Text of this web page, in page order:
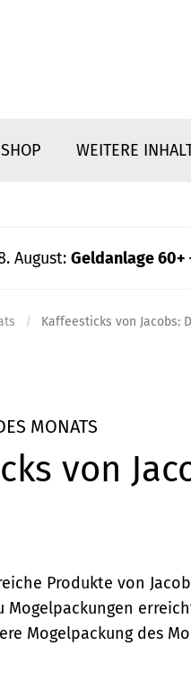
SHOP WEITERE
August: Geldanlage
Kaffeesticks von Jacobs:
MONATS
von
Produkte von
Mogelpackungen
Mogelpackung des